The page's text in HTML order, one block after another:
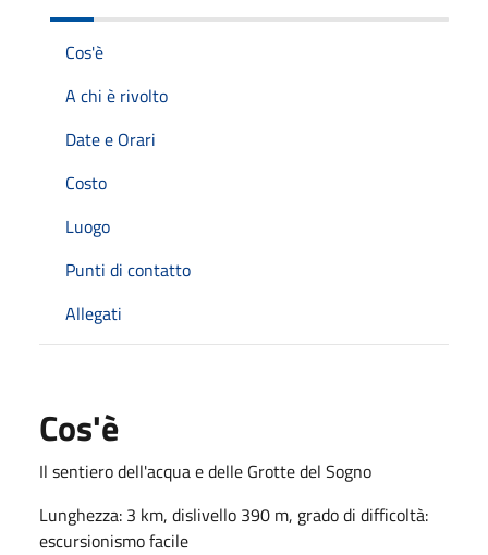
Cos'è
A chi è rivolto
Date e Orari
Costo
Luogo
Punti di contatto
Allegati
Cos'è
Il sentiero dell'acqua e delle Grotte del Sogno
Lunghezza: 3 km, dislivello 390 m, grado di difficoltà:
escursionismo facile